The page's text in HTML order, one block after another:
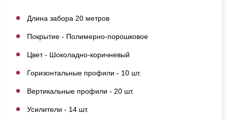
Длина забора 20 метров
Покрытие - Полимерно-порошковое
Цвет - Шоколадно-коричневый
Горизонтальные профили - 10 шт.
Вертикальные профили - 20 шт.
Усилители - 14 шт.